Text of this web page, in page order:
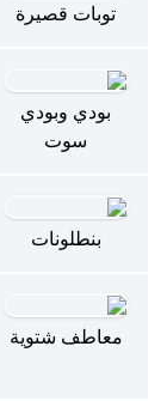
توبات قصيرة
بودي وبودي
سوت
بنطلونات
معاطف شتوية